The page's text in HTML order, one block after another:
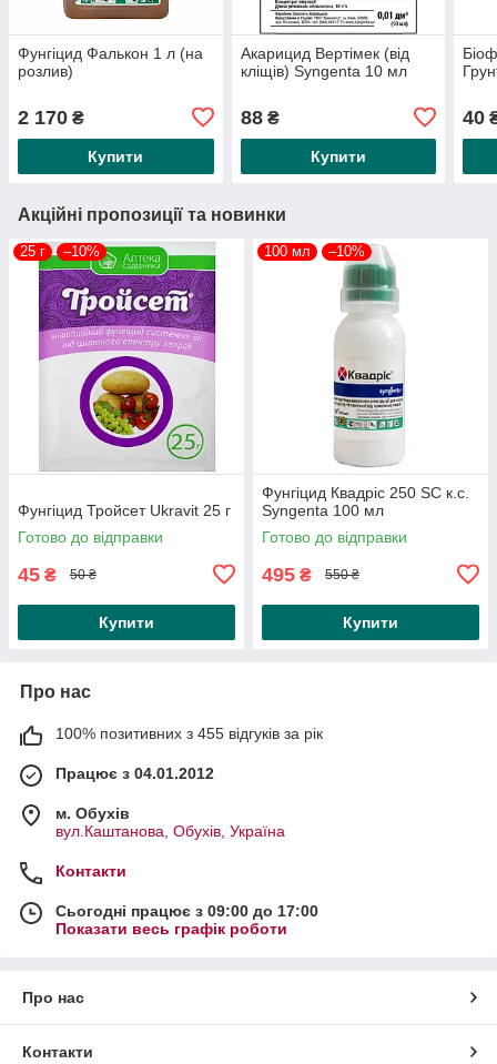
Фунгіцид Фалькон 1 л (на
розлив)
2 170 ₴
Купити
Акарицид Вертімек (від
кліщів) Syngenta 10 мл
88₴
Купити
40
Акційні пропозиції та новинки
25 г –10%
Фунгіцид Тройсет Ukravit 25 г
Готово до відправки
45 ₴ 50 ₴
Купити
100 мл –10%
Фунгіцид Квадріс 250 SC к.с.
Syngenta 100 мл
Готово до відправки
495 ₴ 550 ₴
Купити
Про нас
100% позитивних з 455 відгуків за рік
Працює з 04.01.2012
м. Обухів
вул.Каштанова, Обухів, Україна
Контакти
Сьогодні працює з 09:00 до 17:00
Показати весь графік роботи
Про нас
Контакти